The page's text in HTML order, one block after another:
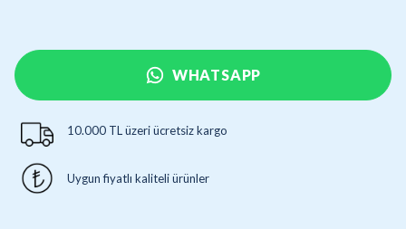
WHATSAPP
10.000 TL üzeri ücretsiz kargo
Uygun fiyatlı kaliteli ürünler